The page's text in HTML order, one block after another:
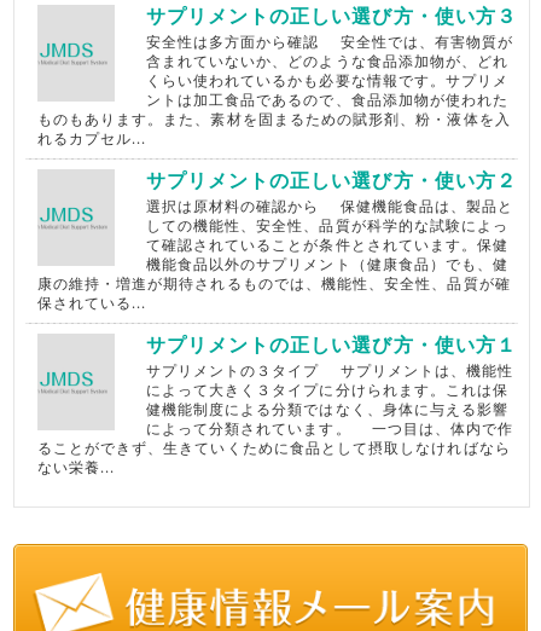
サプリメントの正しい選び方・使い方３
安全性は多方面から確認 安全性では、有害物質が
含まれていないか、どのような食品添加物が、どれ
くらい使われているかも必要な情報です。サプリメ
ントは加工食品であるので、食品添加物が使われた
ものもあります。また、素材を固まるための賦形剤、粉・液体を入
れるカプセル...
サプリメントの正しい選び方・使い方２
選択は原材料の確認から 保健機能食品は、製品と
しての機能性、安全性、品質が科学的な試験によっ
て確認されていることが条件とされています。保健
機能食品以外のサプリメント（健康食品）でも、健
康の維持・増進が期待されるものでは、機能性、安全性、品質が確
保されている...
サプリメントの正しい選び方・使い方１
サプリメントの３タイプ サプリメントは、機能性
によって大きく３タイプに分けられます。これは保
健機能制度による分類ではなく、身体に与える影響
によって分類されています。 一つ目は、体内で作
ることができず、生きていくために食品として摂取しなければなら
ない栄養...